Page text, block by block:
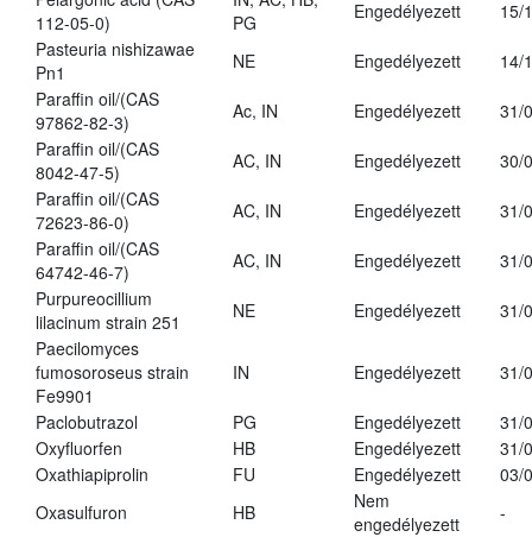
112-05-0)
PG
Engedélyezett
15/
Pasteuria nishizawae
Pn1
NE Engedélyezett
14/
Paraffin oil/(CAS
97862-82-3)
Ac, IN Engedélyezett
31/
Paraffin oil/(CAS
8042-47-5)
AC, IN Engedélyezett
30/
Paraffin oil/(CAS
72623-86-0)
AC, IN Engedélyezett
31/
Paraffin oil/(CAS
64742-46-7)
AC, IN Engedélyezett
31/
Purpureocillium
lilacinum strain 251
NE Engedélyezett
31/
Paecilomyces
fumosoroseus strain
Fe9901
IN Engedélyezett 31/
Paclobutrazol PG Engedélyezett
31/
Oxyfluorfen
HB Engedélyezett
31/
Oxathiapiprolin
FU Engedélyezett
03/
Oxasulfuron
HB
Nem
engedélyezett
-